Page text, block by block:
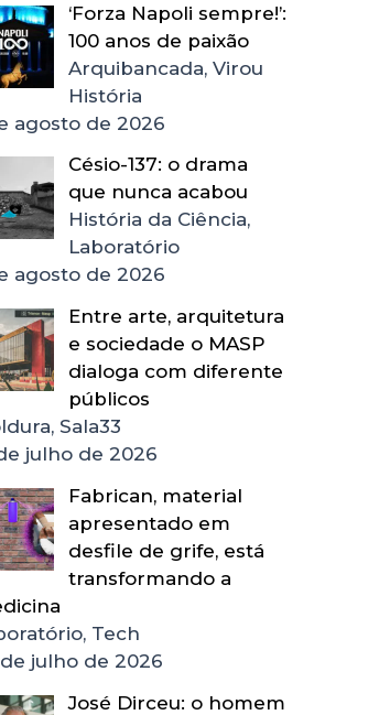
‘Forza Napoli sempre!’:
100 anos de paixão
Arquibancada, Virou
História
agosto de 2026
Césio-137: o drama
que nunca acabou
História da Ciência,
Laboratório
agosto de 2026
Entre arte, arquitetura
e sociedade o MASP
dialoga com diferente
públicos
Sala33
julho de 2026
Fabrican, material
apresentado em
desfile de grife, está
transformando a
Tech
julho de 2026
José Dirceu: o homem